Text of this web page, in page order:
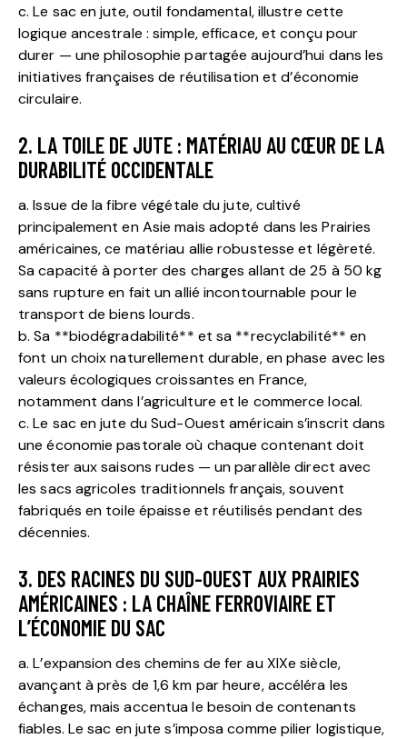
c. Le sac en jute, outil fondamental, illustre cette
logique ancestrale : simple, efficace, et conçu pour
durer — une philosophie partagée aujourd’hui dans les
initiatives françaises de réutilisation et d’économie
circulaire.
2. LA TOILE DE JUTE : MATÉRIAU AU CŒUR DE LA
DURABILITÉ OCCIDENTALE
a. Issue de la fibre végétale du jute, cultivé
principalement en Asie mais adopté dans les Prairies
américaines, ce matériau allie robustesse et légèreté.
Sa capacité à porter des charges allant de 25 à 50 kg
sans rupture en fait un allié incontournable pour le
transport de biens lourds.
b. Sa **biodégradabilité** et sa **recyclabilité** en
font un choix naturellement durable, en phase avec les
valeurs écologiques croissantes en France,
notamment dans l’agriculture et le commerce local.
c. Le sac en jute du Sud-Ouest américain s’inscrit dans
une économie pastorale où chaque contenant doit
résister aux saisons rudes — un parallèle direct avec
les sacs agricoles traditionnels français, souvent
fabriqués en toile épaisse et réutilisés pendant des
décennies.
3. DES RACINES DU SUD-OUEST AUX PRAIRIES
AMÉRICAINES : LA CHAÎNE FERROVIAIRE ET
L’ÉCONOMIE DU SAC
a. L’expansion des chemins de fer au XIXe siècle,
avançant à près de 1,6 km par heure, accéléra les
échanges, mais accentua le besoin de contenants
fiables. Le sac en jute s’imposa comme pilier logistique,